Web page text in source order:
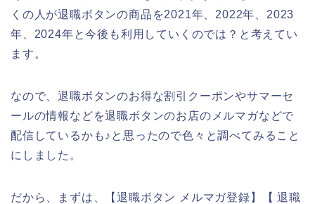
くの人が退職ボタンの商品を2021年、2022年、2023
年、2024年と今後も利用していくのでは？と考えてい
ます。
なので、退職ボタンのお得な割引クーポンやサマーセ
ールの情報などを退職ボタンのお店のメルマガなどで
配信しているかも♪と思ったので色々と調べてみること
にしました。
だから、まずは、【退職ボタン メルマガ登録】【 退職